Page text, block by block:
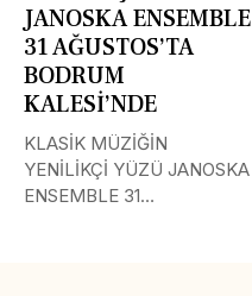
JANOSKA ENSEMBLE
31 AĞUSTOS’TA
BODRUM
KALESİ’NDE
KLASİK MÜZİĞİN
YENİLİKÇİ YÜZÜ JANOSKA
ENSEMBLE 31